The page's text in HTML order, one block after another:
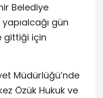
Belediye
gün
gittiği için
Müdürlüğü’nde
Özük Hukuk ve